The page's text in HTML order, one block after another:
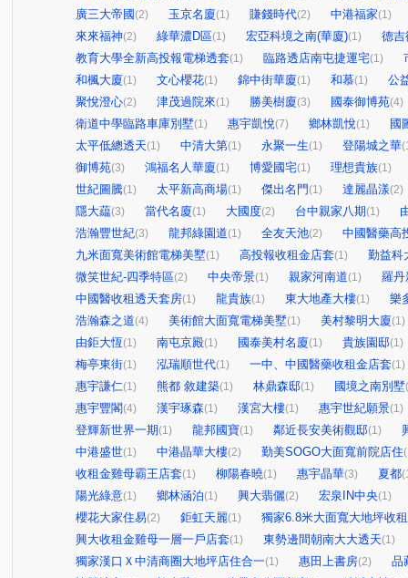
廣三大帝國 (2) 玉京名廈(1) 賺錢時代(2) 中港福家(1)
來來福神(2) 綠華濃D區(1) 宏亞科境之南(華廈)(1)
德吉
教育大學全新高投報電梯透套(1) 臨路透店南屯捷運宅(1)
和楓大廈(1) 文心櫻花(1) 錦中街華廈(1) 和慕(1)
公
聚悅澄心(2) 津茂過院來(1) 勝美樹廈(3) 國泰御博苑(4)
衛道中學臨路車庫別墅(1) 惠宇凱悅(7) 鄉林凱悅(1)
國
太平低總透天(1) 中清大第(1) 永聚一生(1) 登陽城之華
御博苑(3) 鴻福名人華廈(1) 博愛國宅(1) 理想貴族(1)
世紀圖騰(1) 太平新高商場(1) 傑出名門 (1) 達麗晶漾(2)
隱大藴(3) 當代名廈(1) 大國度(2) 台中親家八期(1)
浩瀚豐世紀(3) 龍邦綠園道(1) 全友天池(2)
中國醫藥高
九米面寬美術館電梯美墅(1) 高投報收租金店套(1)
勤益科
微笑世紀-四季特區(2) 中央帝景(1) 親家河南道(1)
羅丹
中國醫收租透天套房(1) 龍貴族(1) 東大地產大樓(1)
樂
浩瀚森之道(4) 美術館大面寬電梯美墅(1) 美村黎明大廈(1)
由鉅大恆(1) 南屯京殿(1) 國泰美村名廈(1) 貴族園邸(1)
梅亭東街(1) 泓瑞順世代(1) 一中、中國醫藥收租金店套(1)
惠宇謙仁(1) 熊都 敘建築(1) 林鼎森邸(1) 國境之南別墅
惠宇豐閣(4) 漢宇琢森(1) 漢宮大樓(1) 惠宇世紀願景(1)
登輝新世界一期(1) 龍邦國寶(1) 鄰近長安美術觀邸(1)
中港盛世(1) 中港晶華大樓(2) 勤美SOGO大面寬前院店住
收租金雞母霸王店套(1) 柳陽春曉(1) 惠宇晶華(3) 夏都
陽光綠意(1) 鄉林涵泊(1) 興大翡儷(2) 宏泉IN中央(1)
櫻花大家住易(2) 鉅虹天麗(1)
獨家6.8米大面寬大地坪收
興大收租金雞母一層一戶店套(1) 東勢邊間朝南大大透天(1)
獨家漢口Ｘ中清商圈大地坪店住合一(1) 惠田上書房(2)
品